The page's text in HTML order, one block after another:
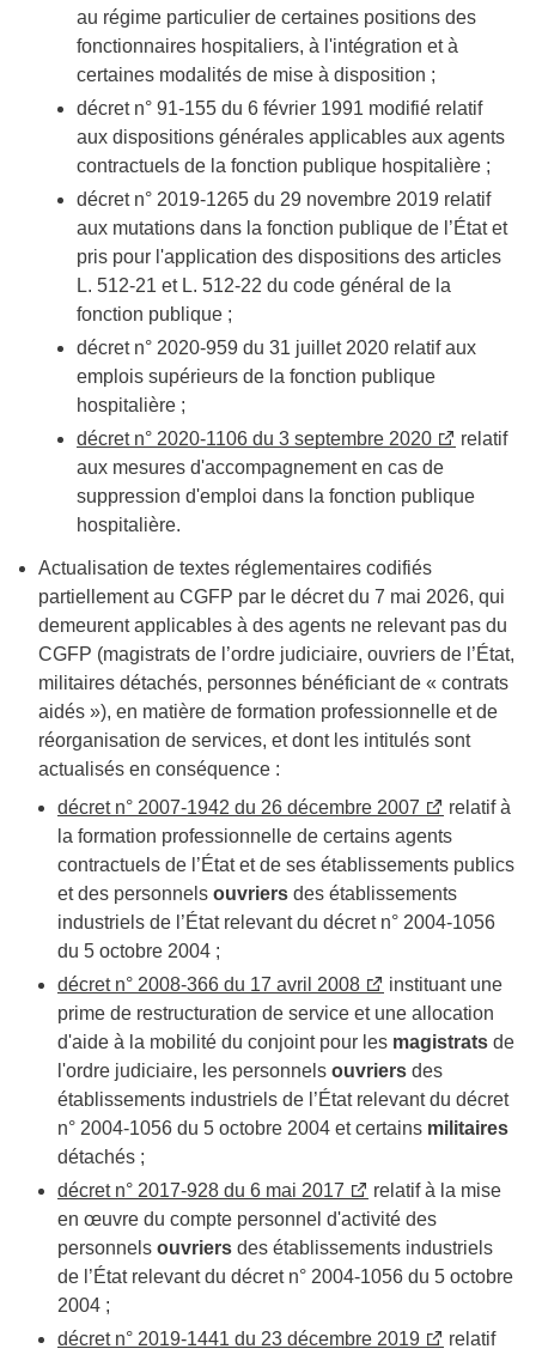
au régime particulier de certaines positions des
fonctionnaires hospitaliers, à l'intégration et à
certaines modalités de mise à disposition ;
décret n° 91-155 du 6 février 1991 modifié relatif
aux dispositions générales applicables aux agents
contractuels de la fonction publique hospitalière ;
décret n° 2019-1265 du 29 novembre 2019 relatif
aux mutations dans la fonction publique de l’État et
pris pour l'application des dispositions des articles
L. 512-21 et L. 512-22 du code général de la
fonction publique ;
décret n° 2020-959 du 31 juillet 2020 relatif aux
emplois supérieurs de la fonction publique
hospitalière ;
décret n° 2020-1106 du 3 septembre 2020
relatif
aux mesures d'accompagnement en cas de
suppression d'emploi dans la fonction publique
hospitalière.
Actualisation de textes réglementaires codifiés
partiellement au CGFP par le décret du 7 mai 2026, qui
demeurent applicables à des agents ne relevant pas du
CGFP (magistrats de l’ordre judiciaire, ouvriers de l’État,
militaires détachés, personnes bénéficiant de « contrats
aidés »), en matière de formation professionnelle et de
réorganisation de services, et dont les intitulés sont
actualisés en conséquence :
décret n° 2007-1942 du 26 décembre 2007
relatif à
la formation professionnelle de certains agents
contractuels de l’État et de ses établissements publics
et des personnels ouvriers des établissements
industriels de l’État relevant du décret n° 2004-1056
du 5 octobre 2004 ;
décret n° 2008-366 du 17 avril 2008
instituant une
prime de restructuration de service et une allocation
d'aide à la mobilité du conjoint pour les magistrats de
l'ordre judiciaire, les personnels ouvriers des
établissements industriels de l’État relevant du décret
n° 2004-1056 du 5 octobre 2004 et certains militaires
détachés ;
décret n° 2017-928 du 6 mai 2017
relatif à la mise
en œuvre du compte personnel d'activité des
personnels ouvriers des établissements industriels
de l’État relevant du décret n° 2004-1056 du 5 octobre
2004 ;
décret n° 2019-1441 du 23 décembre 2019
relatif